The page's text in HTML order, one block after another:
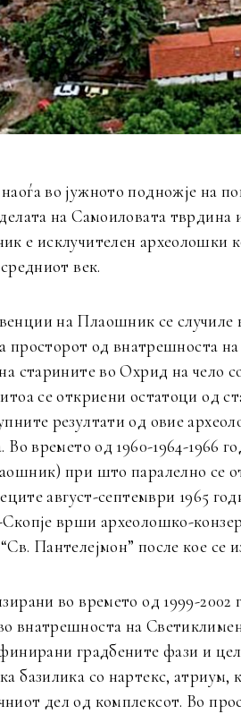
во јужното подножје на
на Самоиловата
е исклучителен археолошки
век.
на Плаошник се случиле
просторот од внатрешноста
старините во Охрид на чело
се откриени остатоци од
резултати од овие
времето од 1960-1964-1966
при што паралелно се
август-септември 1965
врши археолошко-
Пантелејмон” после кое се
во времето од 1999-2002
внатрешноста на
градбените фази и
базилика со нартекс,
дел од комплексот. Во